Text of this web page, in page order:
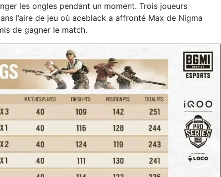
les ongles pendant un moment. Trois joueurs
l’aire de jeu où aceblack a affronté Max de Nigma
de gagner le match.